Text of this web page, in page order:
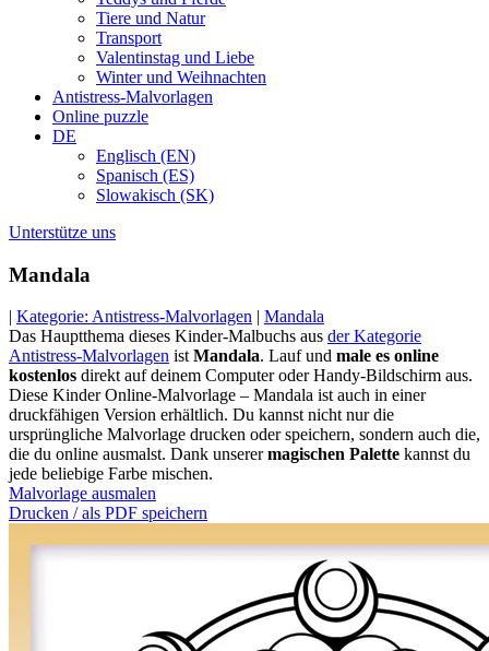
Tiere und Natur
Transport
Valentinstag und Liebe
Winter und Weihnachten
Antistress-Malvorlagen
Online puzzle
DE
Englisch (EN)
Spanisch (ES)
Slowakisch (SK)
Unterstütze uns
Mandala
| Kategorie: Antistress-Malvorlagen | Mandala
Das Hauptthema dieses Kinder-Malbuchs aus der Kategorie
Antistress-Malvorlagen istMandala. Lauf und male es online
kostenlos direkt auf deinem Computer oder Handy-Bildschirm aus.
Diese Kinder Online-Malvorlage – Mandala ist auch in einer
druckfähigen Version erhältlich. Du kannst nicht nur die
ursprüngliche Malvorlage drucken oder speichern, sondern auch die,
die du online ausmalst. Dank unserermagischen Palette kannst du
jede beliebige Farbe mischen.
Malvorlage ausmalen
Drucken / als PDF speichern